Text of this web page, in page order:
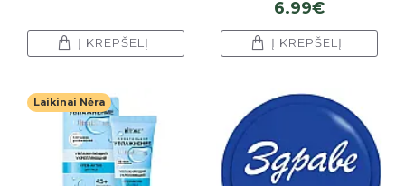
Į KREPŠELĮ
6.99€
Į KREPŠELĮ
Laikinai Nėra